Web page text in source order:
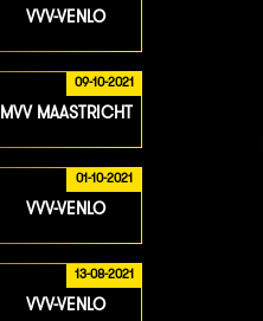
VVV-VENLO
09-10-2021
MVV MAASTRICHT
01-10-2021
VVV-VENLO
13-08-2021
VVV-VENLO